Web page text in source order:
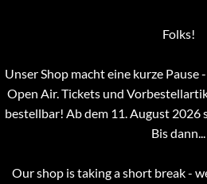
Folks!
Unser Shop macht eine kurze Pause
Open Air. Tickets und
bestellbar! Ab dem 11. August 2026
Bis dann...
Our shop is taking a short break -